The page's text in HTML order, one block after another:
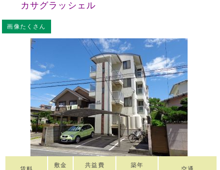
カサグラッシェル
画像たくさん
敷金
共益費
築年